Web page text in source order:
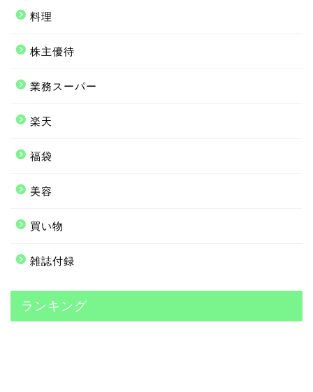
料理
株主優待
業務スーパー
楽天
福袋
美容
買い物
雑誌付録
ランキング